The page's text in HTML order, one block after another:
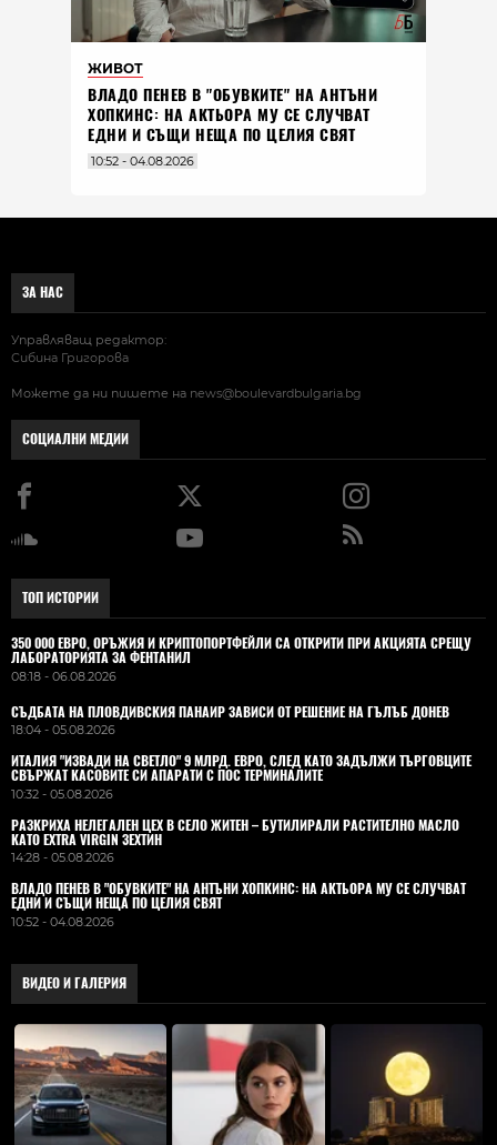
ЖИВОТ
ВЛАДO ПЕНЕВ В "ОБУВКИТЕ" НА АНТЪНИ
ХОПКИНС: НА АКТЬОРА МУ СЕ СЛУЧВАТ
ЕДНИ И СЪЩИ НЕЩА ПО ЦЕЛИЯ СВЯТ
10:52 - 04.08.2026
ЗА НАС
Управляващ редактор:
Сибина Григорова
Можете да ни пишете на news@boulevardbulgaria.bg
СОЦИАЛНИ МЕДИИ
ТОП ИСТОРИИ
350 000 ЕВРО, ОРЪЖИЯ И КРИПТОПОРТФЕЙЛИ СА ОТКРИТИ ПРИ АКЦИЯТА СРЕЩУ
ЛАБОРАТОРИЯТА ЗА ФЕНТАНИЛ
08:18 - 06.08.2026
СЪДБАТА НА ПЛОВДИВСКИЯ ПАНАИР ЗАВИСИ ОТ РЕШЕНИЕ НА ГЪЛЪБ ДОНЕВ
18:04 - 05.08.2026
ИТАЛИЯ "ИЗВАДИ НА СВЕТЛО" 9 МЛРД. ЕВРО, СЛЕД КАТО ЗАДЪЛЖИ ТЪРГОВЦИТЕ
СВЪРЖАТ КАСОВИТЕ СИ АПАРАТИ С ПОС ТЕРМИНАЛИТЕ
10:32 - 05.08.2026
РАЗКРИХА НЕЛЕГАЛЕН ЦЕХ В СЕЛО ЖИТЕН – БУТИЛИРАЛИ РАСТИТЕЛНО МАСЛО
КАТО EXTRA VIRGIN ЗЕХТИН
14:28 - 05.08.2026
ВЛАДO ПЕНЕВ В "ОБУВКИТЕ" НА АНТЪНИ ХОПКИНС: НА АКТЬОРА МУ СЕ СЛУЧВАТ
ЕДНИ И СЪЩИ НЕЩА ПО ЦЕЛИЯ СВЯТ
10:52 - 04.08.2026
ВИДЕО И ГАЛЕРИЯ